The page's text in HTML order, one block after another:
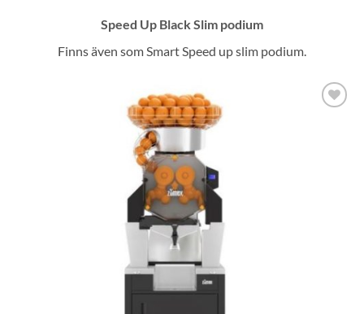
Speed Up Black Slim podium
Finns även som Smart Speed up slim podium.